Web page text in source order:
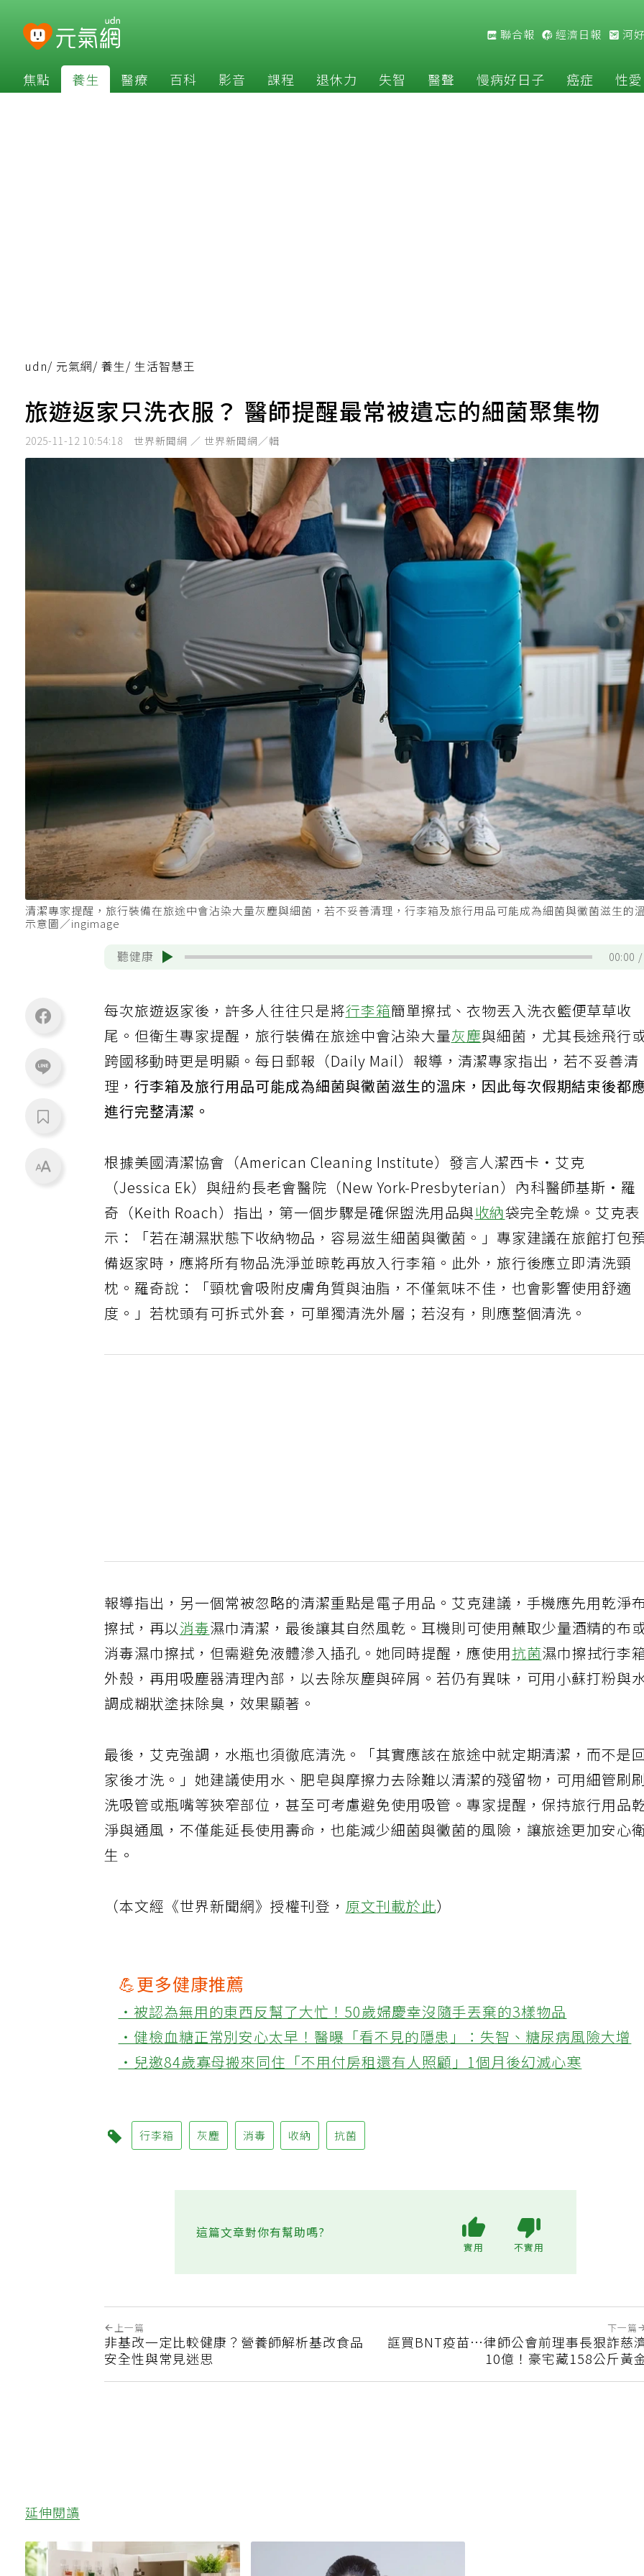
聯合報 經濟日報 河
焦點 養生 醫療 百科 影音 課程 退休力 失智 醫聲 慢病好日子 癌症 性愛
udn/ 元氣網/ 養生/ 生活智慧王
旅遊返家只洗衣服？ 醫師提醒最常被遺忘的細菌聚集物
2025-11-12 10:54:18 世界新聞網 ／ 世界新聞網／輯
清潔專家提醒，旅行裝備在旅途中會沾染大量灰塵與細菌，若不妥善清理，行李箱及旅行用品可能成為細菌與黴菌滋生的
示意圖／ingimage
聽健康 00:00
每次旅遊返家後，許多人往往只是將行李箱簡單擦拭、衣物丟入洗衣籃便草草收
尾。但衛生專家提醒，旅行裝備在旅途中會沾染大量灰塵與細菌，尤其長途飛行
跨國移動時更是明顯。每日郵報（Daily Mail）報導，清潔專家指出，若不妥善清
理，行李箱及旅行用品可能成為細菌與黴菌滋生的溫床，因此每次假期結束後都
進行完整清潔。
根據美國清潔協會（American Cleaning Institute）發言人潔西卡‧艾克
（Jessica Ek）與紐約長老會醫院（New York-Presbyterian）內科醫師基斯‧羅
奇（Keith Roach）指出，第一個步驟是確保盥洗用品與收納袋完全乾燥。艾克表
示：「若在潮濕狀態下收納物品，容易滋生細菌與黴菌。」專家建議在旅館打包
備返家時，應將所有物品洗淨並晾乾再放入行李箱。此外，旅行後應立即清洗頸
枕。羅奇說：「頸枕會吸附皮膚角質與油脂，不僅氣味不佳，也會影響使用舒適
度。」若枕頭有可拆式外套，可單獨清洗外層；若沒有，則應整個清洗。
報導指出，另一個常被忽略的清潔重點是電子用品。艾克建議，手機應先用乾淨布
擦拭，再以消毒濕巾清潔，最後讓其自然風乾。耳機則可使用蘸取少量酒精的布
消毒濕巾擦拭，但需避免液體滲入插孔。她同時提醒，應使用抗菌濕巾擦拭行李箱
外殼，再用吸塵器清理內部，以去除灰塵與碎屑。若仍有異味，可用小蘇打粉與
調成糊狀塗抹除臭，效果顯著。
最後，艾克強調，水瓶也須徹底清洗。「其實應該在旅途中就定期清潔，而不是
家後才洗。」她建議使用水、肥皂與摩擦力去除難以清潔的殘留物，可用細管刷刷
洗吸管或瓶嘴等狹窄部位，甚至可考慮避免使用吸管。專家提醒，保持旅行用品
淨與通風，不僅能延長使用壽命，也能減少細菌與黴菌的風險，讓旅途更加安心衛
生。
（本文經《世界新聞網》授權刊登，原文刊載於此）
💪更多健康推薦
‧被認為無用的東西反幫了大忙！50歲婦慶幸沒隨手丟棄的3樣物品
‧健檢血糖正常別安心太早！醫曝「看不見的隱患」：失智、糖尿病風險大增
‧兒邀84歲寡母搬來同住「不用付房租還有人照顧」1個月後幻滅心寒
行李箱 灰塵 消毒 收納 抗菌
這篇文章對你有幫助嗎?
上一篇
非基改一定比較健康？營養師解析基改食品
安全性與常見迷思
下一篇
誆買BNT疫苗…律師公會前理事長狠詐慈
10億！豪宅藏158公斤黃
延伸閱讀